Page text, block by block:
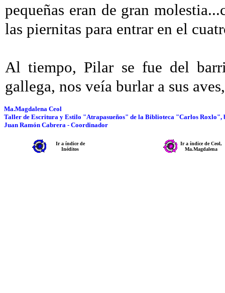
pequeñas eran de gran
las piernitas para entrar en el
Al tiempo, Pilar se fue del
gallega, nos veía burlar a sus
Ma.Magdalena Ceol
Taller de Escritura y Estilo "Atrapasueños" de la Biblioteca "Carlos Roxlo",
Juan Ramón Cabrera - Coordinador
Ir a índice de
Inéditos
Ir a índice de Ceol,
Ma.Magdalena